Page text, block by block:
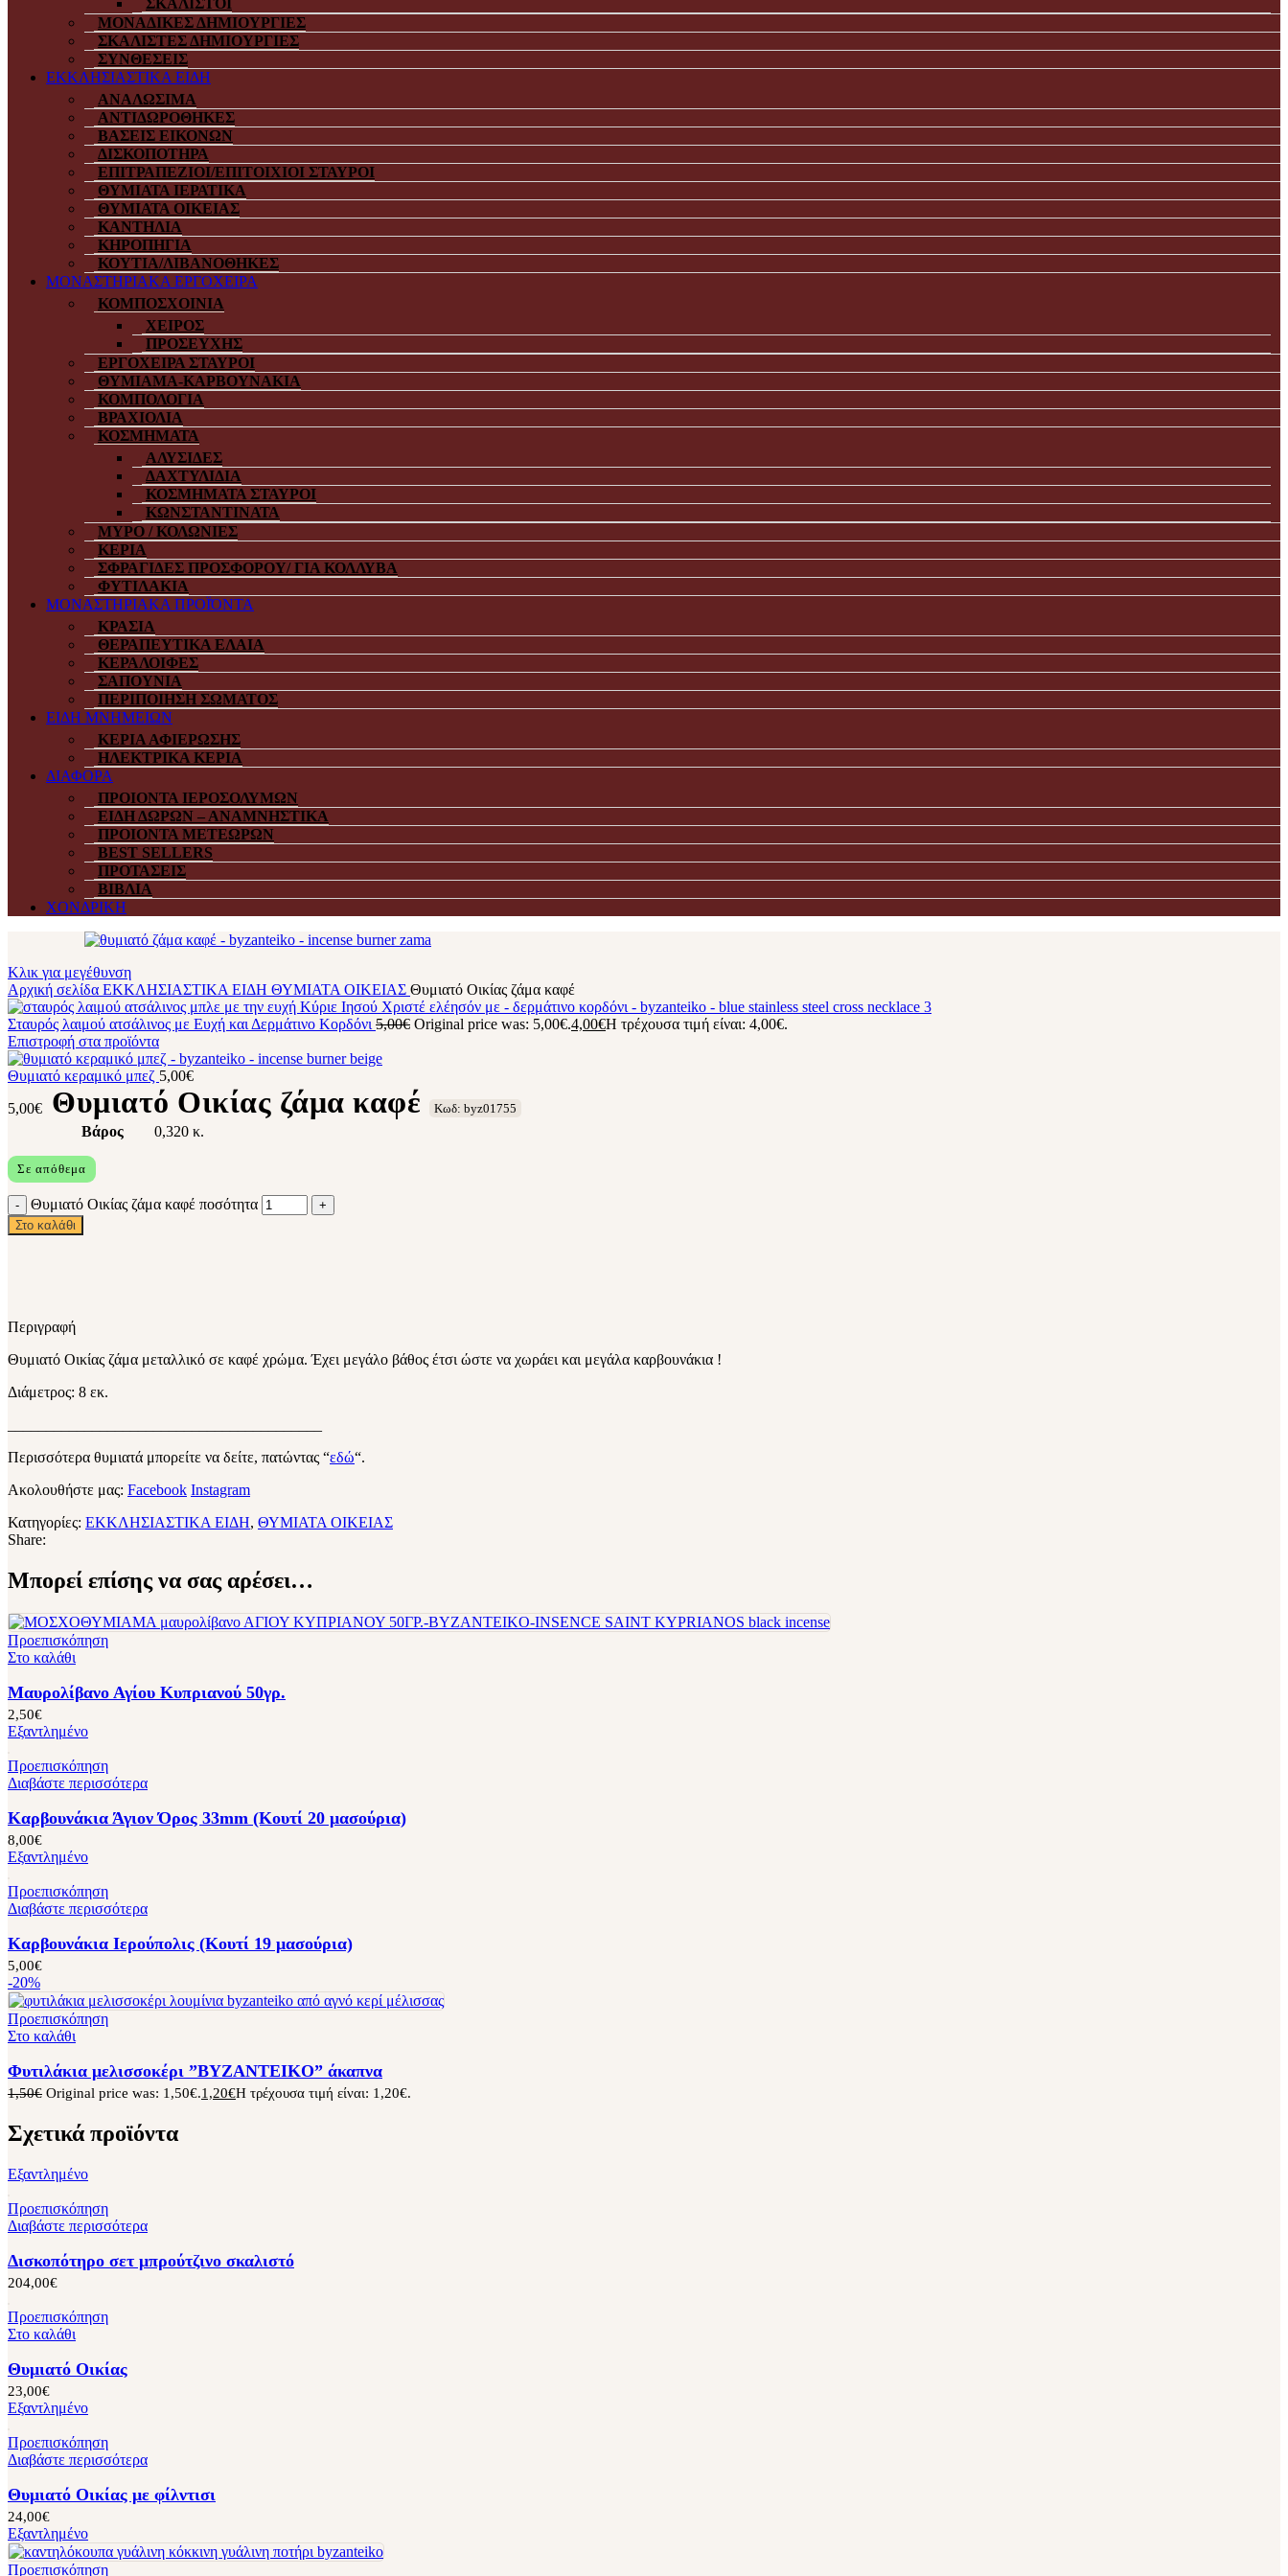
ΣΚΑΛΙΣΤΟΙ
ΜΟΝΑΔΙΚΕΣ ΔΗΜΙΟΥΡΓΙΕΣ
ΣΚΑΛΙΣΤΕΣ ΔΗΜΙΟΥΡΓΙΕΣ
ΣΥΝΘΕΣΕΙΣ
ΕΚΚΛΗΣΙΑΣΤΙΚΑ ΕΙΔΗ
ΑΝΑΛΩΣΙΜΑ
ΑΝΤΙΔΩΡΟΘΗΚΕΣ
ΒΑΣΕΙΣ ΕΙΚΟΝΩΝ
ΔΙΣΚΟΠΟΤΗΡΑ
ΕΠΙΤΡΑΠΕΖΙΟΙ/ΕΠΙΤΟΙΧΙΟΙ ΣΤΑΥΡΟΙ
ΘΥΜΙΑΤΑ ΙΕΡΑΤΙΚΑ
ΘΥΜΙΑΤΑ ΟΙΚΕΙΑΣ
ΚΑΝΤΗΛΙΑ
ΚΗΡΟΠΗΓΙΑ
ΚΟΥΤΙΑ/ΛΙΒΑΝΟΘΗΚΕΣ
ΜΟΝΑΣΤΗΡΙΑΚΑ ΕΡΓΟΧΕΙΡΑ
ΚΟΜΠΟΣΧΟΙΝΙΑ
ΧΕΙΡΟΣ
ΠΡΟΣΕΥΧΗΣ
ΕΡΓΟΧΕΙΡΑ ΣΤΑΥΡΟΙ
ΘΥΜΙΑΜΑ-ΚΑΡΒΟΥΝΑΚΙΑ
ΚΟΜΠΟΛΟΓΙΑ
ΒΡΑΧΙΟΛΙΑ
ΚΟΣΜΗΜΑΤΑ
ΑΛΥΣΙΔΕΣ
ΔΑΧΤΥΛΙΔΙΑ
ΚΟΣΜΗΜΑΤΑ ΣΤΑΥΡΟΙ
ΚΩΝΣΤΑΝΤΙΝΑΤΑ
ΜΥΡΟ / ΚΟΛΩΝΙΕΣ
ΚΕΡΙΑ
ΣΦΡΑΓΙΔΕΣ ΠΡΟΣΦΟΡΟΥ/ ΓΙΑ ΚΟΛΛΥΒΑ
ΦΥΤΙΛΑΚΙΑ
ΜΟΝΑΣΤΗΡΙΑΚΑ ΠΡΟΪΌΝΤΑ
ΚΡΑΣΙΑ
ΘΕΡΑΠΕΥΤΙΚΑ ΕΛΑΙΑ
ΚΕΡΑΛΟΙΦΕΣ
ΣΑΠΟΥΝΙΑ
ΠΕΡΙΠΟΙΗΣΗ ΣΩΜΑΤΟΣ
ΕΙΔΗ ΜΝΗΜΕΙΩΝ
ΚΕΡΙΑ ΑΦΙΕΡΩΣΗΣ
ΗΛΕΚΤΡΙΚΑ ΚΕΡΙΑ
ΔΙΑΦΟΡΑ
ΠΡΟΙΟΝΤΑ ΙΕΡΟΣΟΛΥΜΩΝ
ΕΙΔΗ ΔΩΡΩΝ – ΑΝΑΜΝΗΣΤΙΚΑ
ΠΡΟΙΟΝΤΑ ΜΕΤΕΩΡΩΝ
BEST SELLERS
ΠΡΟΤΑΣΕΙΣ
ΒΙΒΛΙΑ
ΧΟΝΔΡΙΚΗ
Κλικ για μεγέθυνση
Αρχική σελίδα ΕΚΚΛΗΣΙΑΣΤΙΚΑ ΕΙΔΗ ΘΥΜΙΑΤΑ ΟΙΚΕΙΑΣ Θυμιατό Οικίας ζάμα καφέ
Σταυρός λαιμού ατσάλινος με Ευχή και Δερμάτινο Κορδόνι 5,00€ Original price was: 5,00€.4,00€Η τρέχουσα τιμή είναι: 4,00€.
Επιστροφή στα προϊόντα
Θυμιατό κεραμικό μπεζ 5,00€
Θυμιατό Οικίας ζάμα καφέ
5,00€ Κωδ: byz01755
Βάρος 0,320 κ.
Σε απόθεμα
Θυμιατό Οικίας ζάμα καφέ ποσότητα
Στο καλάθι
Περιγραφή
Θυμιατό Οικίας ζάμα μεταλλικό σε καφέ χρώμα. Έχει μεγάλο βάθος έτσι ώστε να χωράει και μεγάλα καρβουνάκια !
Διάμετρος: 8 εκ.
Περισσότερα θυμιατά μπορείτε να δείτε, πατώντας “εδώ“.
Ακολουθήστε μας: Facebook Instagram
Κατηγορίες: ΕΚΚΛΗΣΙΑΣΤΙΚΑ ΕΙΔΗ, ΘΥΜΙΑΤΑ ΟΙΚΕΙΑΣ
Share:
Μπορεί επίσης να σας αρέσει…
Προεπισκόπηση
Στο καλάθι
Μαυρολίβανο Αγίου Κυπριανού 50γρ.
2,50€
Εξαντλημένο
Προεπισκόπηση
Διαβάστε περισσότερα
Καρβουνάκια Άγιον Όρος 33mm (Κουτί 20 μασούρια)
8,00€
Εξαντλημένο
Προεπισκόπηση
Διαβάστε περισσότερα
Καρβουνάκια Ιερούπολις (Κουτί 19 μασούρια)
5,00€
-20%
Προεπισκόπηση
Στο καλάθι
Φυτιλάκια μελισσοκέρι ”BYZANTEIKO” άκαπνα
1,50€ Original price was: 1,50€.1,20€Η τρέχουσα τιμή είναι: 1,20€.
Σχετικά προϊόντα
Εξαντλημένο
Προεπισκόπηση
Διαβάστε περισσότερα
Δισκοπότηρο σετ μπρούτζινο σκαλιστό
204,00€
Προεπισκόπηση
Στο καλάθι
Θυμιατό Οικίας
23,00€
Εξαντλημένο
Προεπισκόπηση
Διαβάστε περισσότερα
Θυμιατό Οικίας με φίλντισι
24,00€
Εξαντλημένο
Προεπισκόπηση